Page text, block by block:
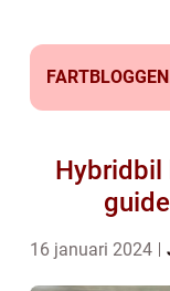
Hybridbil
16 januari 2024